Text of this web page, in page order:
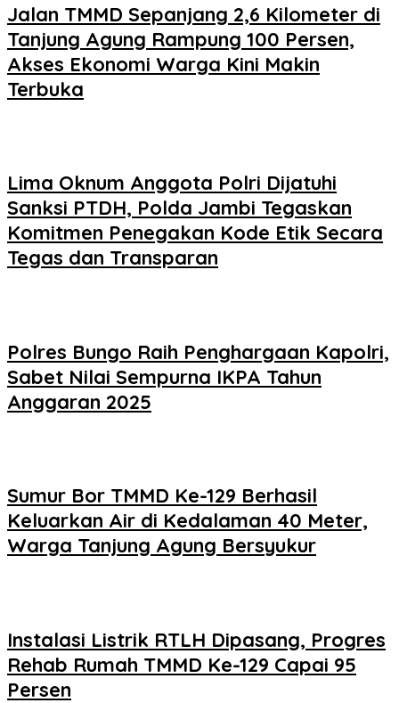
Jalan TMMD Sepanjang 2,6 Kilometer di
Tanjung Agung Rampung 100 Persen,
Akses Ekonomi Warga Kini Makin
Terbuka
Lima Oknum Anggota Polri Dijatuhi
Sanksi PTDH, Polda Jambi Tegaskan
Komitmen Penegakan Kode Etik Secara
Tegas dan Transparan
Polres Bungo Raih Penghargaan Kapolri,
Sabet Nilai Sempurna IKPA Tahun
Anggaran 2025
Sumur Bor TMMD Ke-129 Berhasil
Keluarkan Air di Kedalaman 40 Meter,
Warga Tanjung Agung Bersyukur
Instalasi Listrik RTLH Dipasang, Progres
Rehab Rumah TMMD Ke-129 Capai 95
Persen